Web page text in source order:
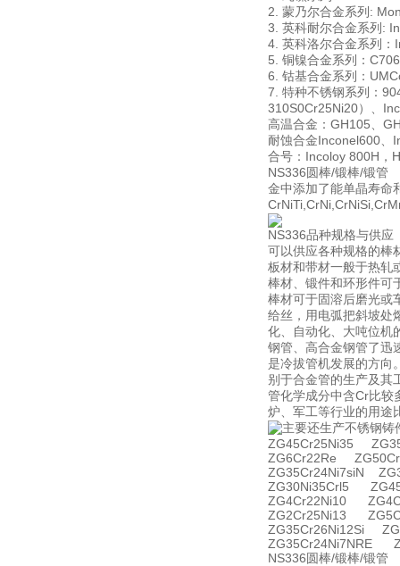
2. 蒙乃尔合金系列:
3. 英科耐尔合金系列:
4. 英科洛尔合金系列
5. 铜镍合金系列：
6. 钴基合金系列：
7. 特种不锈钢系列：
310S0Cr25Ni20）、
高温合金：GH105、
耐蚀合金Inconel600、
合号：Incoloy 800H，
NS336圆棒/锻棒/锻管
金中添加了能单晶寿
NS336品种规格与供应
可以供应各种规格的棒
板材和带材一般于热轧
棒材、锻件和环形件可
棒材可于固溶后磨光
给丝，用电弧把斜坡处
化、自动化、大吨位机
钢管、高合金钢管了
是冷拔管机发展的方
别于合金管的生产及其
管化学成分中含Cr比较
炉、军工等行业的用途
主要还生产不锈钢铸
ZG45Cr25Ni35
ZG6Cr22Re
ZG35Cr24Ni7siN
ZG30Ni35Crl5
ZG4Cr22Ni10
ZG2Cr25Ni13
ZG35Cr26Ni12Si
ZG35Cr24Ni7NRE
NS336圆棒/锻棒/锻管